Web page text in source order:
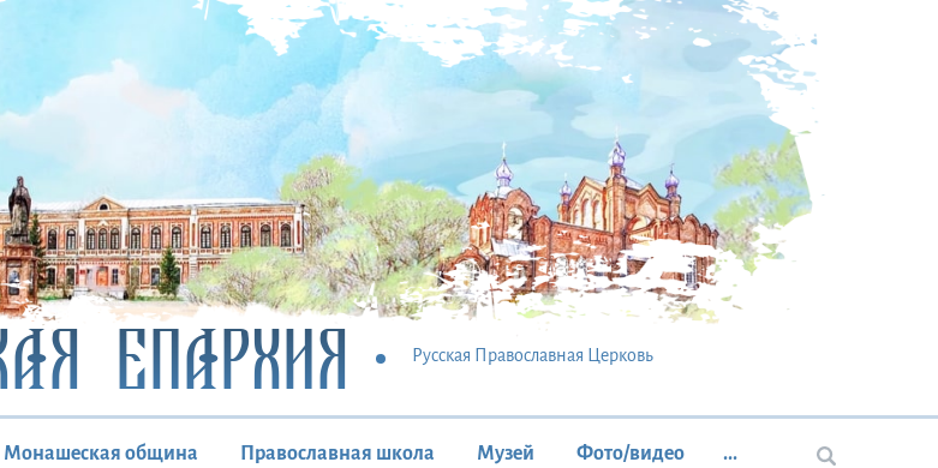
ЕПАРХИЯ Русская Православная Церковь
Монашеская община Православная школа Музей Фото/видео ...